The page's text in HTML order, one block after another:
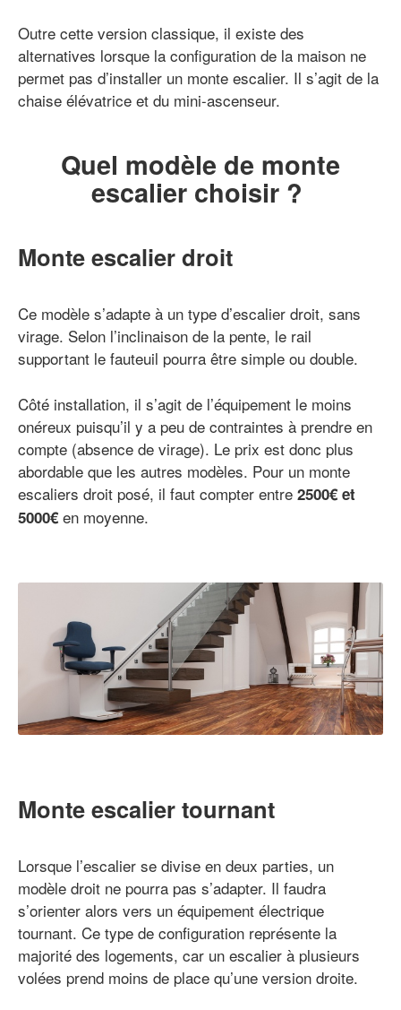
Outre cette version classique, il existe des
alternatives lorsque la configuration de la maison ne
permet pas d’installer un monte escalier. Il s’agit de la
chaise élévatrice et du mini-ascenseur.
Quel modèle de monte
escalier choisir ?
Monte escalier droit
Ce modèle s’adapte à un type d’escalier droit, sans
virage. Selon l’inclinaison de la pente, le rail
supportant le fauteuil pourra être simple ou double.
Côté installation, il s’agit de l’équipement le moins
onéreux puisqu’il y a peu de contraintes à prendre en
compte (absence de virage). Le prix est donc plus
abordable que les autres modèles. Pour un monte
escaliers droit posé, il faut compter entre 2500€ et
5000€ en moyenne.
Monte escalier tournant
Lorsque l’escalier se divise en deux parties, un
modèle droit ne pourra pas s’adapter. Il faudra
s’orienter alors vers un équipement électrique
tournant. Ce type de configuration représente la
majorité des logements, car un escalier à plusieurs
volées prend moins de place qu’une version droite.